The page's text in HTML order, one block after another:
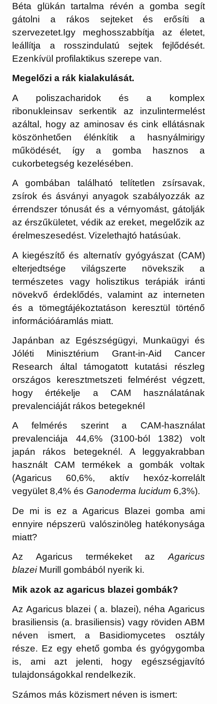
Béta glükán tartalma révén a gomba segít
gátolni a rákos sejteket és erősíti a
szervezetet.Igy meghosszabbítja az életet,
leállítja a rosszindulatú sejtek fejlődését.
Ezenkívül profilaktikus szerepe van.
Megelőzi a rák kialakulását.
A poliszacharidok és a komplex
ribonukleinsav serkentik az inzulintermelést
azáltal, hogy az aminosav és cink ellátásnak
köszönhetően élénkítik a hasnyálmirigy
működését, így a gomba hasznos a
cukorbetegség kezelésében.
A gombában található telítetlen zsírsavak,
zsírok és ásványi anyagok szabályozzák az
érrendszer tónusát és a vérnyomást, gátolják
az érszűkületet, védik az ereket, megelőzik az
érelmeszesedést. Vizelethajtó hatásúak.
A kiegészítő és alternatív gyógyászat (CAM)
elterjedtsége világszerte növekszik a
természetes vagy holisztikus terápiák iránti
növekvő érdeklődés, valamint az interneten
és a tömegtájékoztatáson keresztül történő
információáramlás miatt.
Japánban az Egészségügyi, Munkaügyi és
Jóléti Minisztérium Grant-in-Aid Cancer
Research által támogatott kutatási részleg
országos keresztmetszeti felmérést végzett,
hogy értékelje a CAM használatának
prevalenciáját rákos betegeknél
A felmérés szerint a CAM-használat
prevalenciája 44,6% (3100-ból 1382) volt
japán rákos betegeknél. A leggyakrabban
használt CAM termékek a gombák voltak
(Agaricus 60,6%, aktív hexóz-korrelált
vegyület 8,4% és Ganoderma lucidum 6,3%).
De mi is ez a Agaricus Blazei gomba ami
ennyire népszerü valószinöleg hatékonysága
miatt?
Az Agaricus termékeket azAgaricus
blazeiMurill gombából nyerik ki.
Mik azok az agaricus blazei gombák?
Az Agaricus blazei ( a. blazei), néha Agaricus
brasiliensis (a. brasiliensis) vagy röviden ABM
néven ismert, a Basidiomycetes osztály
része. Ez egy ehető gomba és gyógygomba
is, ami azt jelenti, hogy egészségjavító
tulajdonságokkal rendelkezik.
Számos más közismert néven is ismert: